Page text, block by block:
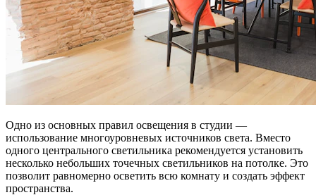
Одно из основных правил освещения в студии —
использование многоуровневых источников света. Вместо
одного центрального светильника рекомендуется установить
несколько небольших точечных светильников на потолке. Это
позволит равномерно осветить всю комнату и создать эффект
пространства.